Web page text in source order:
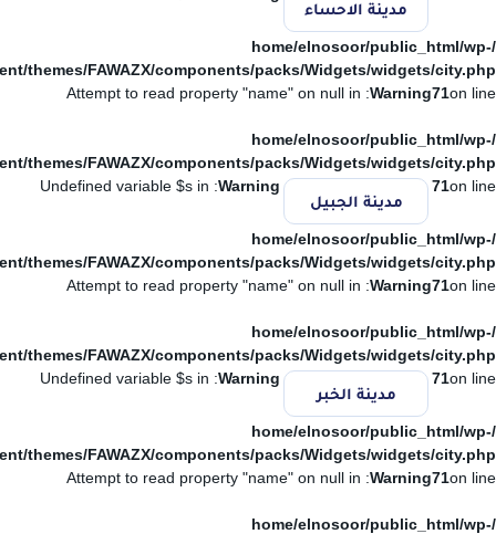
مدينة الاحساء
/home/elnosoor/public_html/wp-
themes/FAWAZX/components/packs/Widgets/widgets/city.php
on line
71
Warning
: Attempt to read property "name" on null in
/home/elnosoor/public_html/wp-
themes/FAWAZX/components/packs/Widgets/widgets/city.php
on line
71
مدينة الجبيل
Warning
: Undefined variable $s in
/home/elnosoor/public_html/wp-
themes/FAWAZX/components/packs/Widgets/widgets/city.php
on line
71
Warning
: Attempt to read property "name" on null in
/home/elnosoor/public_html/wp-
themes/FAWAZX/components/packs/Widgets/widgets/city.php
on line
71
مدينة الخبر
Warning
: Undefined variable $s in
/home/elnosoor/public_html/wp-
themes/FAWAZX/components/packs/Widgets/widgets/city.php
on line
71
Warning
: Attempt to read property "name" on null in
/home/elnosoor/public_html/wp-